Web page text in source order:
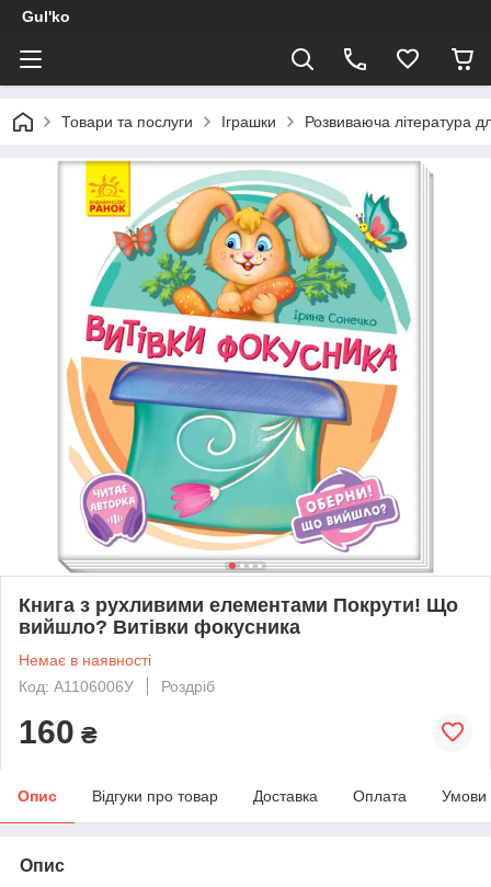
Gul'ko
Товари та послуги Іграшки Розвиваюча література
Книга з рухливими елементами Покрути! Що
вийшло? Витівки фокусника
Немає в наявності
Код: А1106006У
Роздріб
160 ₴
Опис Відгуки про товар Доставка Оплата Умови
Опис